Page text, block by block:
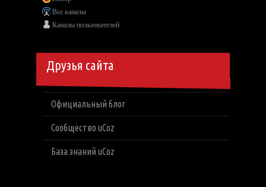
Все каналы
Каналы пользователей
Друзья сайта
Официальный блог
Сообщество uCoz
База знаний uCoz